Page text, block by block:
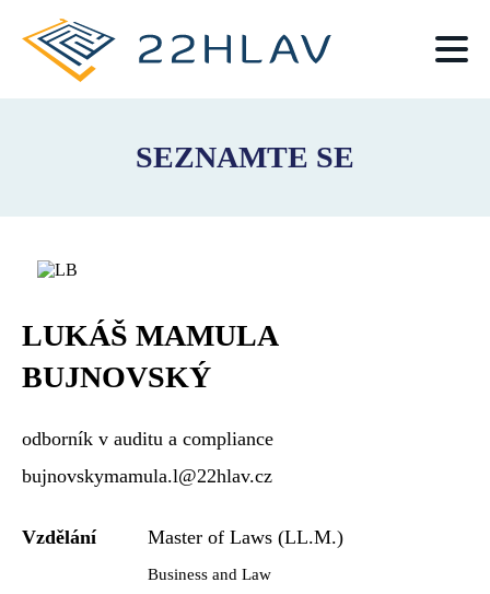
hlavnímu
SEZNAMTE SE
LUKÁŠ MAMULA
BUJNOVSKÝ
odborník v auditu a compliance
bujnovskymamula.l@22hlav.cz
Vzdělání Master of Laws (LL.M.)
Business and Law